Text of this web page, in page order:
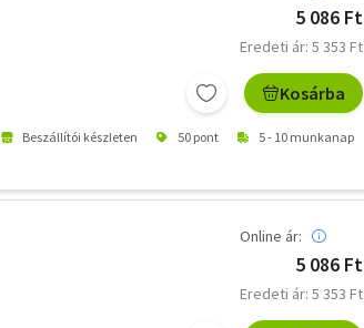
5 086 Ft
Eredeti ár: 5 353 Ft
Kosárba
Beszállítói készleten 50 pont 5 - 10 munkanap
Online ár:
5 086 Ft
Eredeti ár: 5 353 Ft